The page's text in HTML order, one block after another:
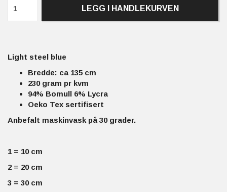
LEGG I HANDLEKURVEN
Light steel blue
Bredde: ca 135 cm
230 gram pr kvm
94% Bomull 6% Lycra
Oeko Tex sertifisert
Anbefalt maskinvask på 30 grader.
1 = 10 cm
2 = 20 cm
3 = 30 cm